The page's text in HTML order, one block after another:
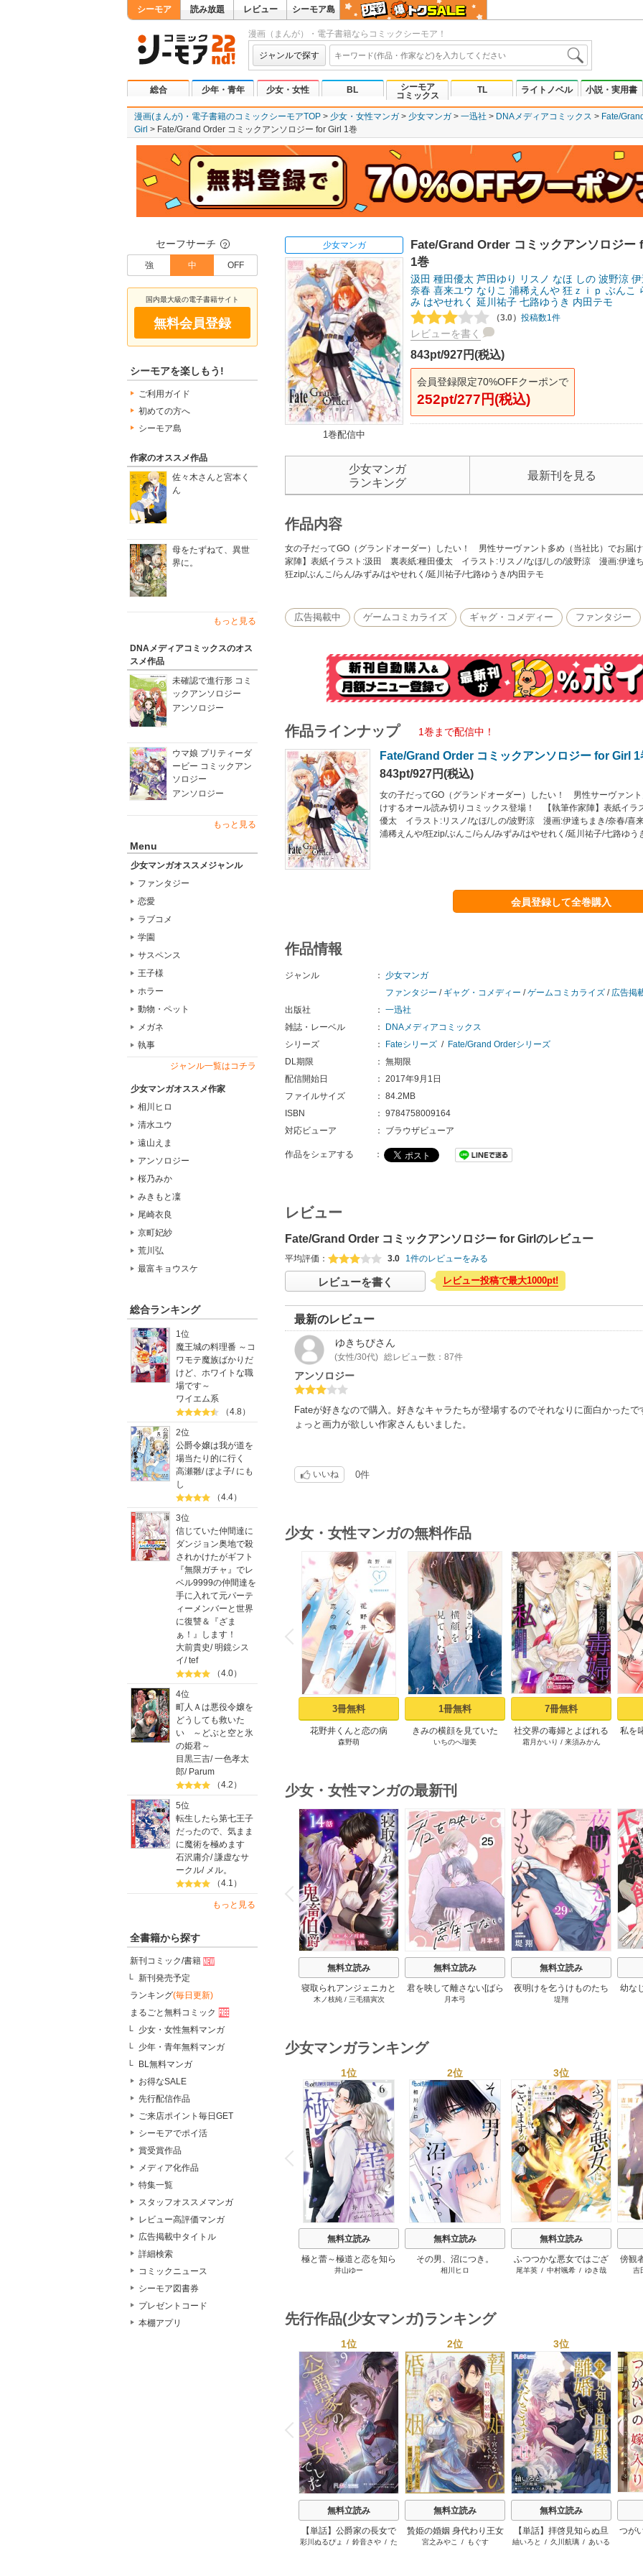
シーモア 読み放題 レビュー シーモア島
漫画（まんが）・電子書籍ならコミックシーモア！
ジャンルで探す
総合 少年・青年 少女・女性 BL
シーモア
コミックス
TL ライトノベル 小説・実用書
漫画(まんが)・電子書籍のコミックシーモアTOP 少女・女性マンガ 少女マンガ 一迅社 DNAメディアコミックス
Fate/
Girl
Fate/Grand Order コミックアンソロジー for Girl 1巻
セーフサーチ ？
強 中 OFF
国内最大級の電子書籍サイト
無料会員登録
シーモアを楽しもう!
ご利用ガイド
初めての方へ
シーモア島
作家のオススメ作品
佐々木さんと宮本く
ん
母をたずねて、異世
界に。
もっと見る
DNAメディアコミックスのオス
スメ作品
未確認で進行形 コミ
ックアンソロジー
アンソロジー
ウマ娘 プリティーダ
ービー コミックアン
ソロジー
アンソロジー
もっと見る
Menu
少女マンガオススメジャンル
ファンタジー
恋愛
ラブコメ
学園
サスペンス
王子様
ホラー
動物・ペット
メガネ
執事
ジャンル一覧はコチラ
少女マンガオススメ作家
相川ヒロ
清水ユウ
遠山えま
アンソロジー
桜乃みか
みきもと凜
尾崎衣良
京町妃紗
荒川弘
最富キョウスケ
総合ランキング
1位
魔王城の料理番 ～コ
ワモテ魔族ばかりだ
けど、ホワイトな職
場です～
ワイエム系
（4.8）
2位
公爵令嬢は我が道を
場当たり的に行く
高瀬雛/ぽよ子/ にも
し
（4.4）
3位
信じていた仲間達に
ダンジョン奥地で殺
されかけたがギフト
『無限ガチャ』でレ
ベル9999の仲間達を
手に入れて元パーテ
ィーメンバーと世界
に復讐＆『ざま
ぁ！』します！
大前貴史/明鏡シス
イ/tef
（4.0）
4位
町人Ａは悪役令嬢を
どうしても救いた
い ～どぶと空と氷
の姫君～
目黒三吉/一色孝太
郎/ Parum
（4.2）
5位
転生したら第七王子
だったので、気まま
に魔術を極めます
石沢庸介/謙虚なサ
ークル/ メル。
（4.1）
もっと見る
全書籍から探す
新刊コミック/書籍
新刊発売予定
ランキング(毎日更新)
まるごと無料コミック
少女・女性無料マンガ
少年・青年無料マンガ
BL無料マンガ
お得なSALE
先行配信作品
ご来店ポイント毎日GET
シーモアでポイ活
賞受賞作品
メディア化作品
特集一覧
スタッフオススメマンガ
レビュー高評価マンガ
広告掲載中タイトル
詳細検索
コミックニュース
シーモア図書券
プレゼントコード
本棚アプリ
少女マンガ
1巻配信中
Fate/Grand Order コミックアンソロジー
1巻
汲田 種田優太 芦田ゆり リスノ なほ しの 波野涼
奈春 喜来ユウ なりこ 浦稀えんや 狂ｚｉｐ ぶんこ
み はやせれく 延川祐子 七路ゆうき 内田テモ
（3.0） 投稿数1件
レビューを書く
843pt/927円(税込)
会員登録限定70%OFFクーポンで
252pt/277円(税込)
少女マンガ
ランキング
最新刊を見る
作品内容
女の子だってGO（グランドオーダー）したい！ 男性サーヴァント多め（当社比）でお届
家陣】表紙イラスト:汲田 裏表紙:種田優太 イラスト:リスノ/なほ/しの/波野涼 漫画:伊達
狂zip/ぶんこ/らん/みずみ/はやせれく/延川祐子/七路ゆうき/内田テモ
広告掲載中 ゲームコミカライズ ギャグ・コメディー ファンタジー
作品ラインナップ 1巻まで配信中！
Fate/Grand Order コミックアンソロジー for Girl 1
843pt/927円(税込)
女の子だってGO（グランドオーダー）したい！ 男性サーヴァン
けするオール読み切りコミックス登場！ 【執筆作家陣】表紙イ
優太 イラスト:リスノ/なほ/しの/波野涼 漫画:伊達ちまき/奈春/喜
浦稀えんや/狂zip/ぶんこ/らん/みずみ/はやせれく/延川祐子/七路ゆう
会員登録して全巻購入
作品情報
ジャンル ：
少女マンガ
ファンタジー / ギャグ・コメディー /ゲームコミカライズ / 広告掲
出版社
： 一迅社
雑誌・レーベル
：
DNAメディアコミックス
シリーズ
： Fateシリーズ / Fate/Grand Orderシリーズ
DL期限
： 無期限
配信開始日
： 2017年9月1日
ファイルサイズ
： 84.2MB
ISBN
： 9784758009164
対応ビューア
： ブラウザビューア
作品をシェアする ：
レビュー
Fate/Grand Order コミックアンソロジー for Girlのレビュー
平均評価： 3.0 1件のレビューをみる
レビューを書く レビュー投稿で最大1000pt!
最新のレビュー
ゆきちぴさん
(女性/30代) 総レビュー数：87件
アンソロジー
Fateが好きなので購入。好きなキャラたちが登場するのでそれなりに面白かった
ょっと画力が欲しい作家さんもいました。
いいね 0件
少女・女性マンガの無料作品
P
r
e
v
i
o
u
s
3冊無料
花野井くんと恋の病
（１）
森野萌
1冊無料
きみの横顔を見ていた
（１）
いちのへ瑠美
7冊無料
社交界の毒婦とよばれる
私～素敵な辺境伯令息に
霜月かいり / 来須みかん
私を
少女・女性マンガの最新刊
P
r
e
v
i
o
u
s
無料立読み
寝取られアンジェニカと
鬼畜伯爵［ばら売り］ 14
木ノ枝純 / 三毛猫寅次
無料立読み
君を映して離さない[ばら
売り] 25巻
月本弓
無料立読み
夜明けを乞うけものたち
[ばら売り] 28-29巻
堤翔
幼な
少女マンガランキング
P
r
e
v
i
o
u
s
1位
無料立読み
極と蕾～極道と恋を知ら
ない人妻と～
井山ゆー
2位
無料立読み
その男、沼につき。
相川ヒロ
3位
無料立読み
ふつつかな悪女ではござ
いますが ～雛宮蝶鼠とり
尾羊英 / 中村颯希 / ゆき哉
傍観
ー吉
先行作品(少女マンガ)ランキング
P
r
e
v
i
o
u
s
1位
無料立読み
【単話】公爵家の長女で
した
彩川ぬるぴょ / 鈴音さや / た
2位
無料立読み
贄姫の婚姻 身代わり王女
は帝国で最愛となる
宮之みやこ / もぐす
3位
無料立読み
【単話】拝啓見知らぬ旦
那様、離婚していただき
紬いろと / 久川航璃 / あいる
つが